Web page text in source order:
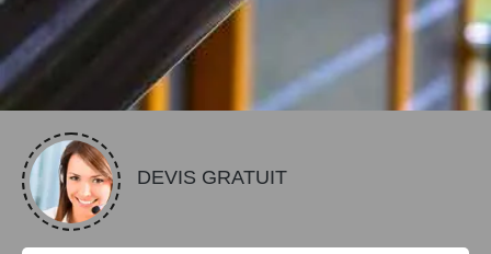
DEVIS GRATUIT